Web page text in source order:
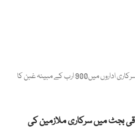
مالی سال 22-2021 وفاقی سرکاری اداروں میں900 ارب کے مبینہ غبن کا
بجٹ میں سرکاری ملازمین کی